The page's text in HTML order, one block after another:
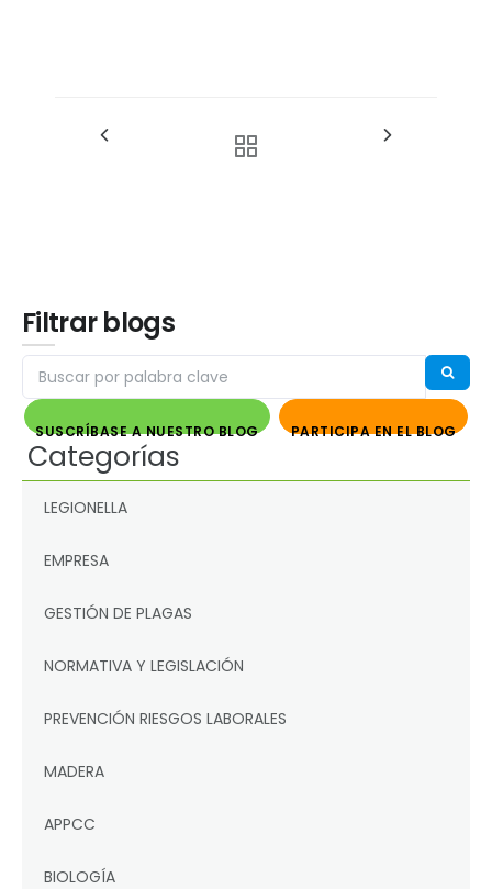
Filtrar blogs
SUSCRÍBASE A NUESTRO BLOG PARTICIPA EN EL BLOG
Categorías
LEGIONELLA
EMPRESA
GESTIÓN DE PLAGAS
NORMATIVA Y LEGISLACIÓN
PREVENCIÓN RIESGOS LABORALES
MADERA
APPCC
BIOLOGÍA